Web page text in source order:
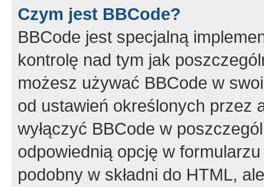
Czym jest BBCode?
BBCode jest specjalną
kontrolę nad tym jak
możesz używać BBCode w
od ustawień określonych przez
wyłączyć BBCode w
odpowiednią opcję w
podobny w składni do HTML,